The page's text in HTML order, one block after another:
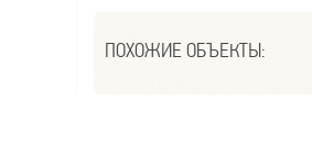
ПОХОЖИЕ ОБЪЕКТЫ: